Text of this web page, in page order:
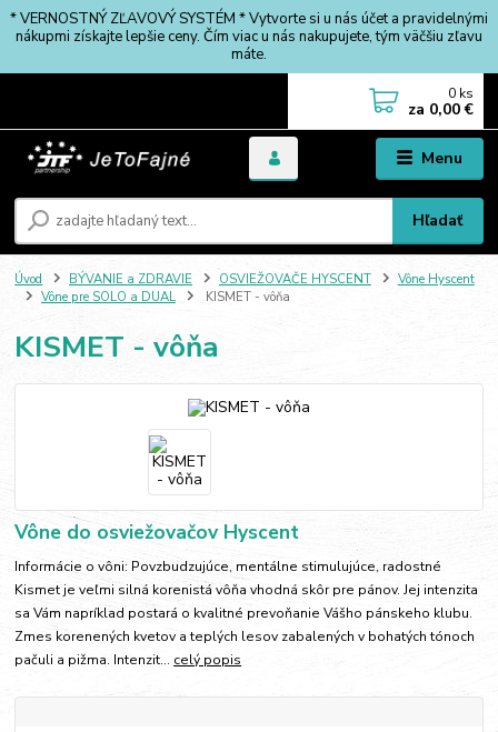
* VERNOSTNÝ ZĽAVOVÝ SYSTÉM * Vytvorte si u nás účet a pravidelnými
nákupmi získajte lepšie ceny. Čím viac u nás nakupujete, tým väčšiu zľavu
máte.
Menu
Hľadať
0 ks
za 0,00 €
Úvod BÝVANIE a ZDRAVIE OSVIEŽOVAČE HYSCENT
Vône Hyscent
Vône pre SOLO a DUAL
KISMET - vôňa
KISMET - vôňa
Vône do osviežovačov Hyscent
Informácie o vôni: Povzbudzujúce, mentálne stimulujúce, radostné
Kismet je veľmi silná korenistá vôňa vhodná skôr pre pánov. Jej intenzita
sa Vám napríklad postará o kvalitné prevoňanie Vášho pánskeho klubu.
Zmes korenených kvetov a teplých lesov zabalených v bohatých tónoch
pačuli a pižma. Intenzit... celý popis